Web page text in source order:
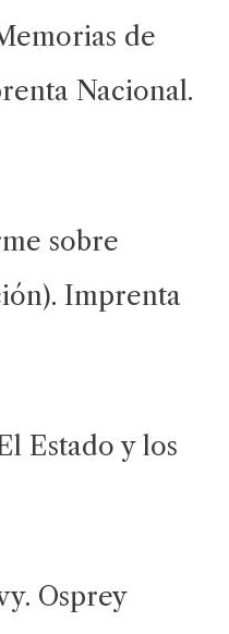
de
Nacional.
sobre
Imprenta
Estado y los
Osprey